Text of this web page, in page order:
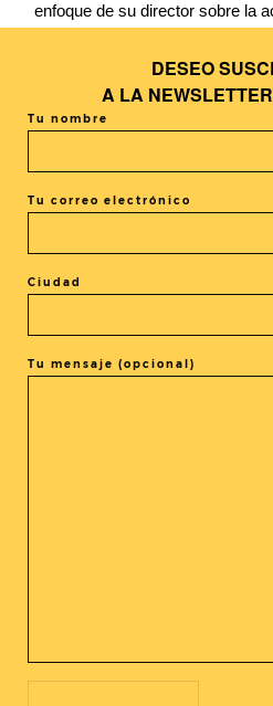
enfoque de su director sobre la
años. Las historias que se
en una galería de arte, en una
que se justifica mediante la
respectivamente el
militarismo y el poder político y
DESEO
A LA
Tu nombre
Tu correo electrónico
Ciudad
Tu mensaje (opcional)